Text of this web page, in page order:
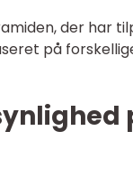
der har
på